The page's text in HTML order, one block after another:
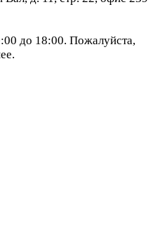
до 18:00. Пожалуйста,